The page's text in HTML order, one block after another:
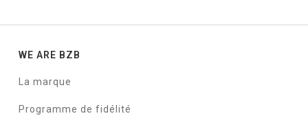
WE ARE BZB
La marque
Programme de fidélité